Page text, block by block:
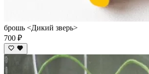
брошь <Дикий зверь>
700 ₽